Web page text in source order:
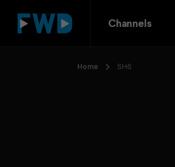
Channels
Home SH6